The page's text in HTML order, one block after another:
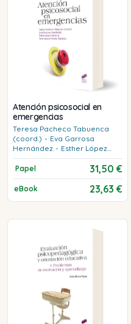
Atención psicosocial en
emergencias
Teresa Pacheco Tabuenca
(coord.) - Eva Garrosa
Hernández - Esther López
Valtierra - José Ignacio
Robles Sánchez
Papel 31,50 €
eBook 23,63 €